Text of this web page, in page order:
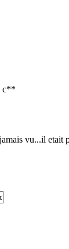
c**
vu...il etait